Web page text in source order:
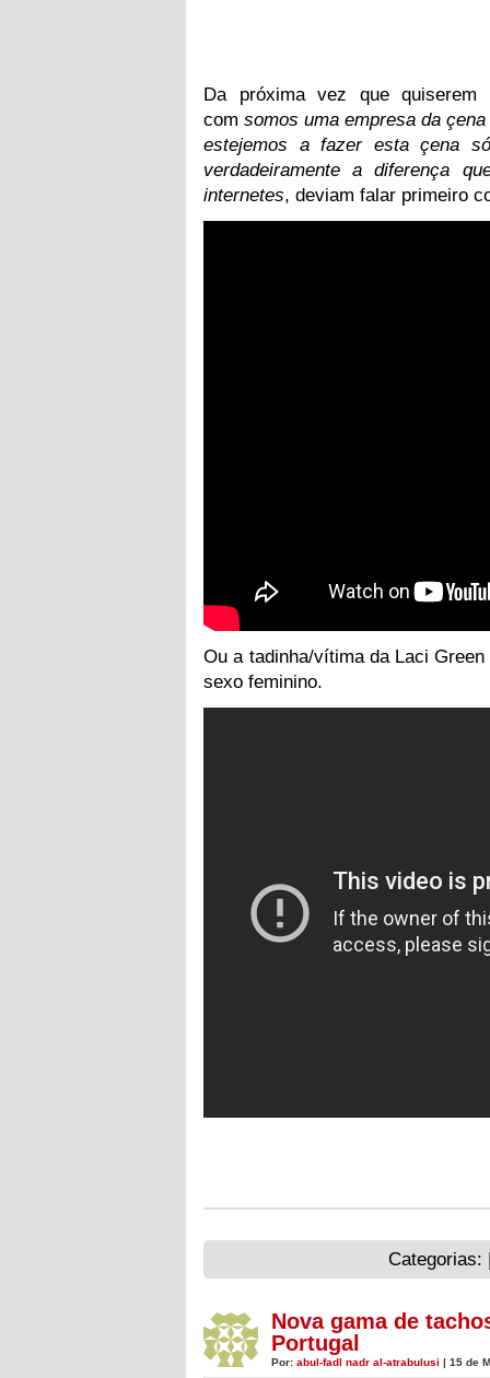
Da próxima vez que quiserem
comsomos uma empresa da
estejemos a fazer esta çena
verdadeiramente a diferença
internetes, deviam falar primeiro
Ou a tadinha/vítima da Laci
sexo feminino.
Nova gama de
Portugal
Por: abul-fadl nadr al-atrabulusi | 15 de